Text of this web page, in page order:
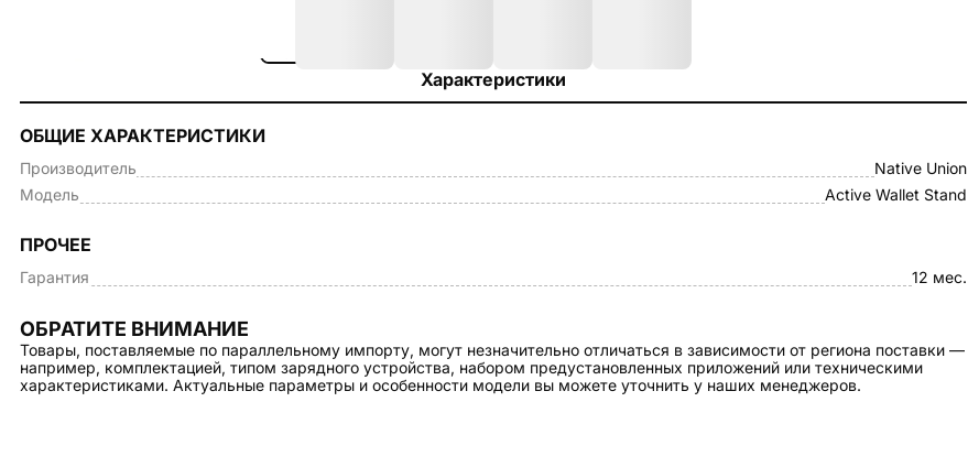
Характеристики
ОБЩИЕ ХАРАКТЕРИСТИКИ
Производитель
Native Union
Модель
Active Wallet Stand
ПРОЧЕЕ
Гарантия 12 мес.
ОБРАТИТЕ ВНИМАНИЕ
Товары, поставляемые по параллельному импорту, могут незначительно отличаться в зависимости от региона поставки —
например, комплектацией, типом зарядного устройства, набором предустановленных приложений или техническими
характеристиками. Актуальные параметры и особенности модели вы можете уточнить у наших менеджеров.